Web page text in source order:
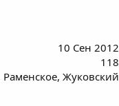
10 Сен 2012
118
Раменское, Жуковский